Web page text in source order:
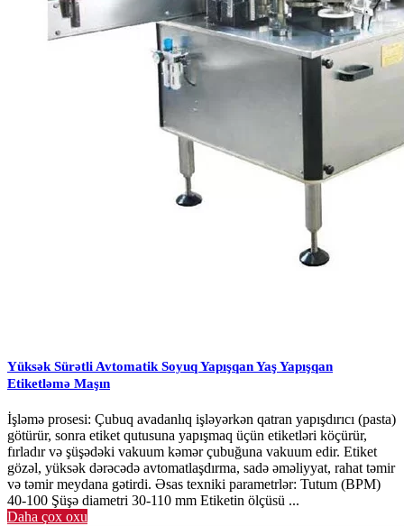
Yüksək Sürətli Avtomatik Soyuq Yapışqan Yaş Yapışqan
Etiketləmə Maşın
İşləmə prosesi: Çubuq avadanlıq işləyərkən qatran yapışdırıcı (pasta)
götürür, sonra etiket qutusuna yapışmaq üçün etiketləri köçürür,
fırladır və şüşədəki vakuum kəmər çubuğuna vakuum edir. Etiket
gözəl, yüksək dərəcədə avtomatlaşdırma, sadə əməliyyat, rahat təmir
və təmir meydana gətirdi. Əsas texniki parametrlər: Tutum (BPM)
40-100 Şüşə diametri 30-110 mm Etiketin ölçüsü ...
Daha çox oxu